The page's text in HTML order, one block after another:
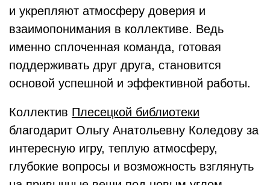
и укрепляют атмосферу доверия и
взаимопонимания в коллективе. Ведь
именно сплоченная команда, готовая
поддерживать друг друга, становится
основой успешной и эффективной работы.
Коллектив Плесецкой библиотеки
благодарит Ольгу Анатольевну Коледову за
интересную игру, теплую атмосферу,
глубокие вопросы и возможность взглянуть